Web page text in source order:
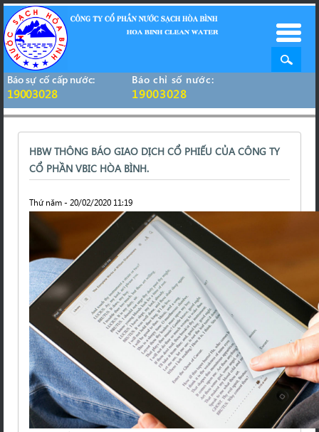
Báo sự cố cấp nước:
19003028
Báo chỉ số nước:
19003028
HBW THÔNG BÁO GIAO DỊCH CỔ PHIẾU CỦA CÔNG TY
CỔ PHẦN VBIC HÒA BÌNH.
Thứ năm - 20/02/2020 11:19